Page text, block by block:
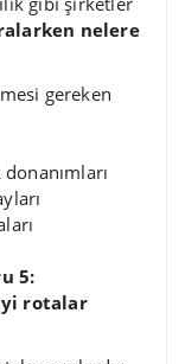
nelere
gereken
5:
rotalar